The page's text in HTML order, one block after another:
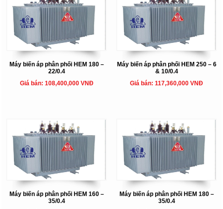
Máy biến áp phân phối HEM 180 –
22/0.4
Giá bán: 108,400,000 VNĐ
Máy biến áp phân phối HEM 250 – 6
& 10/0.4
Giá bán: 117,360,000 VNĐ
Máy biến áp phân phối HEM 160 –
35/0.4
Máy biến áp phân phối HEM 180 –
35/0.4